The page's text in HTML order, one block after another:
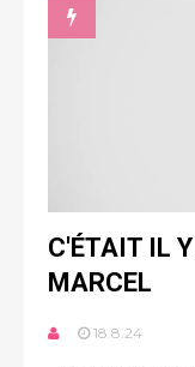
C'ÉTAIT IL
MARCEL
18.8.24